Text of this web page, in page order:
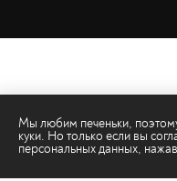
Мы любим печеньки,
куки. Но только если вы
персональных данных,